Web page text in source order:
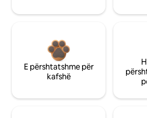
E përshtatshme për
kafshë